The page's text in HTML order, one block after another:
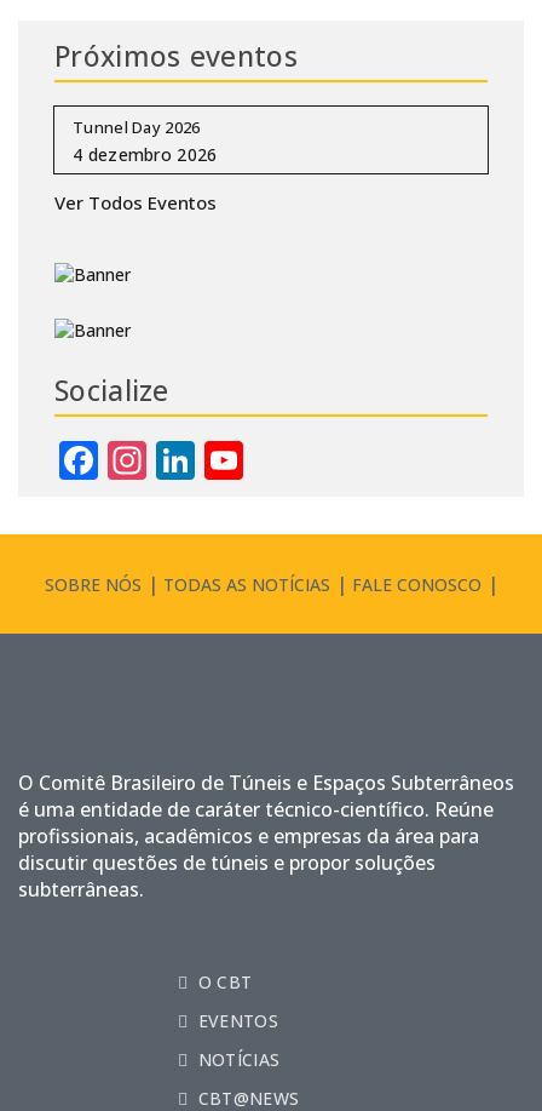
Próximos eventos
Tunnel Day 2026
Ver Todos Eventos
Socialize
Facebook
Instagram
LinkedIn
SOBRE NÓS TODAS AS NOTÍCIAS FALE CONOSCO
O Comitê Brasileiro de Túneis e Espaços Subterrâneos
é uma entidade de caráter técnico-científico. Reúne
profissionais, acadêmicos e empresas da área para
discutir questões de túneis e propor soluções
subterrâneas.
O CBT
EVENTOS
NOTÍCIAS
CBT@NEWS